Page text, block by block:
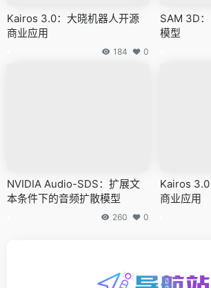
Kairos 3.0：大晓机器人开源
商业应用
184 0
SAM 3D
模型
NVIDIA Audio-SDS：扩展文
本条件下的音频扩散模型
260 0
Kairos
商业应用